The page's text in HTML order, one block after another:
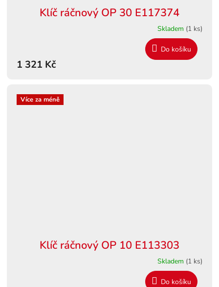
Klíč ráčnový OP 30 E117374
Skladem (1 ks)
1 321 Kč
Do košíku
Více za méně
Klíč ráčnový OP 10 E113303
Skladem (1 ks)
Do košíku